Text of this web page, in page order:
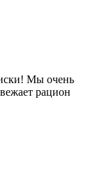
Мы очень
рацион